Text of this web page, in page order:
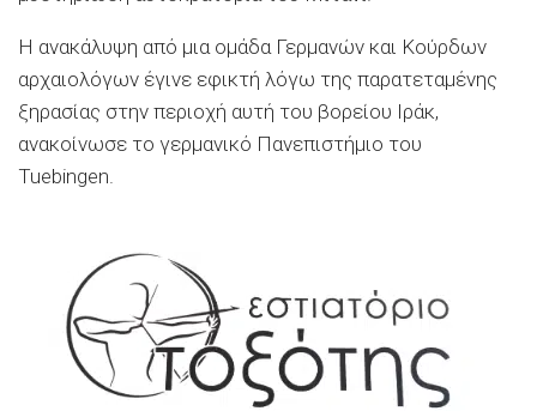
Η ανακάλυψη από μια ομάδα Γερμανών και Κούρδων
αρχαιολόγων έγινε εφικτή λόγω της παρατεταμένης
ξηρασίας στην περιοχή αυτή του βορείου Ιράκ,
ανακοίνωσε το γερμανικό Πανεπιστήμιο του
Tuebingen.